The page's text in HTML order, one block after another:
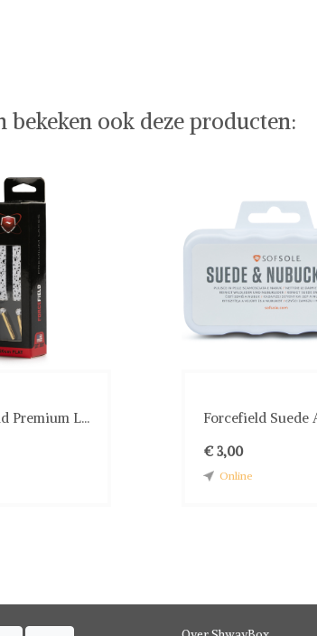
bekeken ook deze producten:
Premium L...
Forcefield Suede
€ 3,00
Online